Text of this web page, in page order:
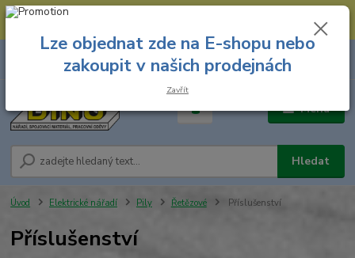
--- Spojovací materiál: 774 431 045 --- Prodejna nářadí: 731 449 423 --
Menu
Hledat
8.00 hod. - 16.00 hod.
za
Úvod Elektrické nářadí Pily Řetězové Příslušenství
Příslušenství
Lze objednat zde na E-shopu nebo
zakoupit v našich prodejnách
Zavřít